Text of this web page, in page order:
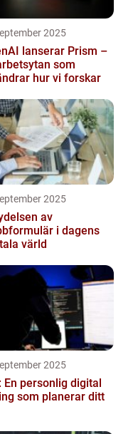
2025
lanserar Prism –
som
hur vi forskar
2025
av
i dagens
värld
2025
En personlig digital
som planerar ditt